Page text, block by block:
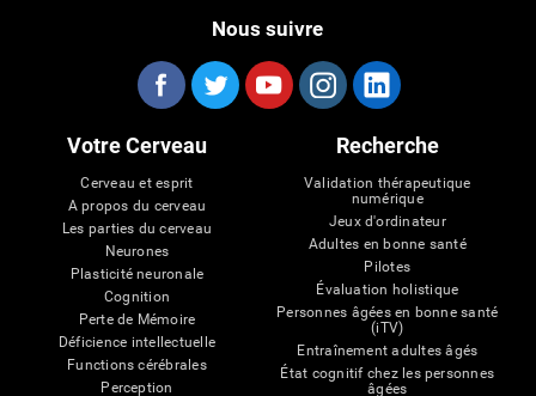
Nous suivre
Votre Cerveau
Cerveau et esprit
A propos du cerveau
Les parties du cerveau
Neurones
Plasticité neuronale
Cognition
Perte de Mémoire
Déficience intellectuelle
Functions cérébrales
Perception
Recherche
Validation thérapeutique
numérique
Jeux d'ordinateur
Adultes en bonne santé
Pilotes
Évaluation holistique
Personnes âgées en bonne santé
(iTV)
Entraînement adultes âgés
État cognitif chez les personnes
âgées